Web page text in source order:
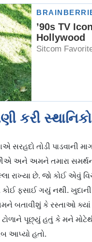
કરી
સરહદો તોડી પાડવાની
અને અમને તમારા
રાખ્યા છે. જો કોઈ
ફસાઈ ગયું નથી.
બતાવીશું કે રસ્તાઓ ક્યાં
ટોળાને પૂછ્યું હતું કે મને
આપ્યો હતો.